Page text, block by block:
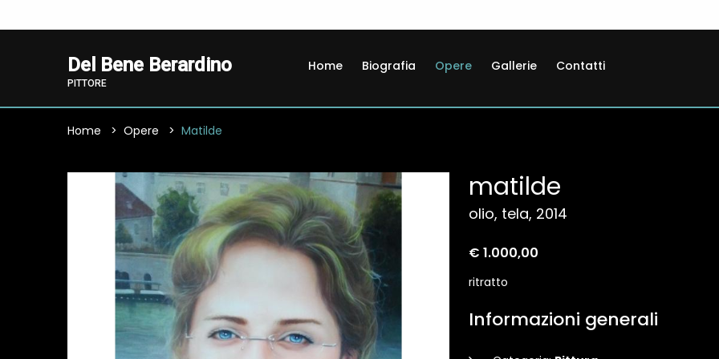
Del Bene Berardino
PITTORE
Home Biografia Opere Gallerie Contatti
Home Opere Matilde
matilde
olio, tela, 2014
€ 1.000,00
ritratto
Informazioni generali